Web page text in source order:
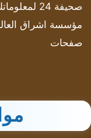
صحيفة 24 لمعلوماتك
مؤسسة اشراق
صفحات